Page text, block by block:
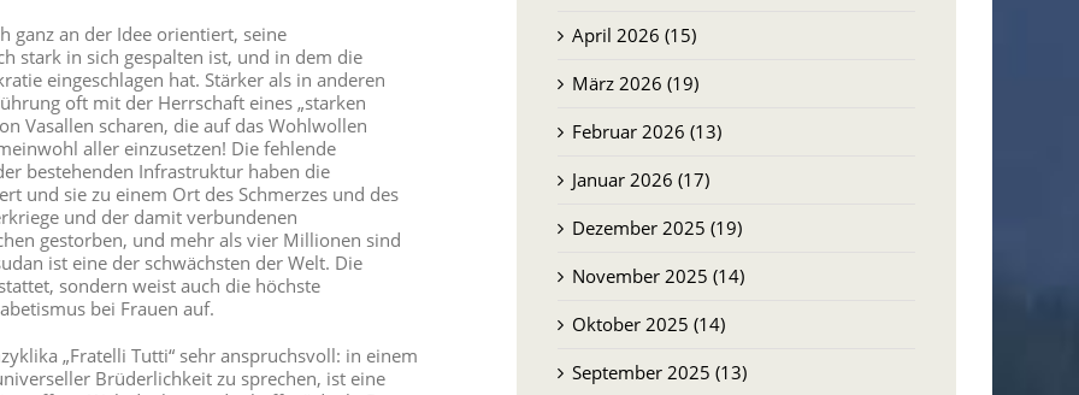
ganz an der Idee orientiert, seine
stark in sich gespalten ist, und in dem die
eingeschlagen hat. Stärker als in anderen
oft mit der Herrschaft eines „starken
Vasallen scharen, die auf das Wohlwollen
aller einzusetzen! Die fehlende
bestehenden Infrastruktur haben die
und sie zu einem Ort des Schmerzes und des
und der damit verbundenen
gestorben, und mehr als vier Millionen sind
ist eine der schwächsten der Welt. Die
sondern weist auch die höchste
bei Frauen auf.
„Fratelli Tutti“ sehr anspruchsvoll: in einem
Brüderlichkeit zu sprechen, ist eine
April 2026 (15)
März 2026 (19)
Februar 2026 (13)
Januar 2026 (17)
Dezember 2025 (19)
November 2025 (14)
Oktober 2025 (14)
September 2025 (13)